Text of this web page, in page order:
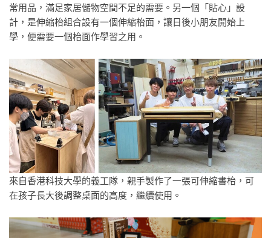
常用品，滿足家居儲物空間不足的需要。另一個「貼心」設
計，是伸縮枱組合設有一個伸縮枱面，讓日後小朋友開始上
學，便需要一個枱面作學習之用。
來自香港科技大學的義工隊，親手製作了一張可伸縮書枱，可
在孩子長大後調整桌面的高度，繼續使用。